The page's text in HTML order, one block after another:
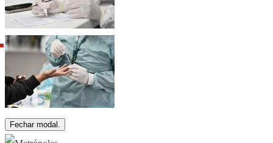
Fechar modal.